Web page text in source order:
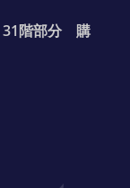
31階部分 購